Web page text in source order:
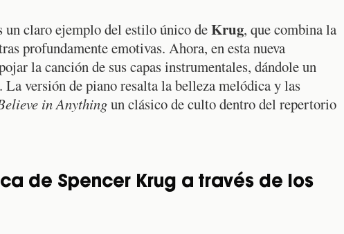
un claro ejemplo del estilo único deKrug, que combina la
profundamente emotivas. Ahora, en esta nueva
la canción de sus capas instrumentales, dándole un
versión de piano resalta la belleza melódica y las
in Anythingun clásico de culto dentro del repertorio
de Spencer Krug a través de los